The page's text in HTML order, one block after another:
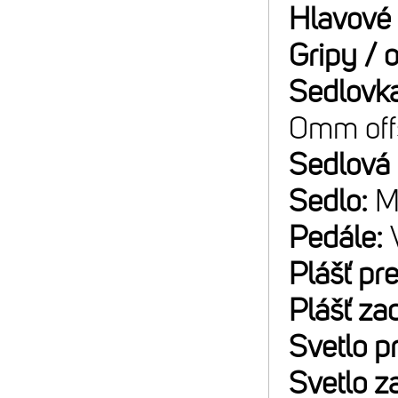
Gripy /
0mm
Sedlo:
Pedále:
Plášť
Plášť
Svetlo
Svetlo